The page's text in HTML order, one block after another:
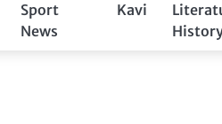
Sport
News
Kavi